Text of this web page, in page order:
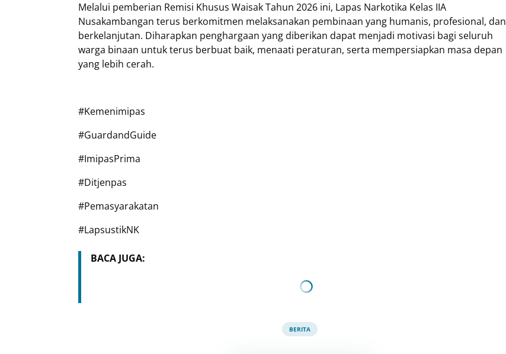
Melalui pemberian Remisi Khusus Waisak Tahun 2026 ini, Lapas Narkotika Kelas IIA
Nusakambangan terus berkomitmen melaksanakan pembinaan yang humanis, profesional, dan
berkelanjutan. Diharapkan penghargaan yang diberikan dapat menjadi motivasi bagi seluruh
warga binaan untuk terus berbuat baik, menaati peraturan, serta mempersiapkan masa depan
yang lebih cerah.
#Kemenimipas
#GuardandGuide
#ImipasPrima
#Ditjenpas
#Pemasyarakatan
#LapsustikNK
BACA JUGA:
BERITA